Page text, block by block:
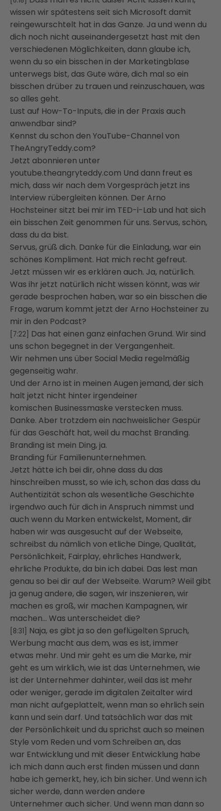
wissen wir spätestens seit sich Microsoft damit
reingewurschtelt hat in das Ganze. Ja und wenn du
dich noch nicht auseinandergesetzt hast mit den
verschiedenen Möglichkeiten, dann glaube ich,
wenn du so ein bisschen in der Marketingblase
unterwegs bist, das Gute wäre, dich mal so ein
bisschen drüber zu trauen und reinzuschauen, was
so alles geht.
Lust auf How-To-Inputs, die in der Praxis auch
anwendbar sind?
Kennst du schon den YouTube-Channel von
TheAngryTeddy.com?
Jetzt abonnieren unter
youtube.theangryteddy.com Und dann freut es
mich, dass wir nach dem Vorgespräch jetzt ins
Interview rübergleiten können. Der Arno
Hochsteiner sitzt bei mir im TED-i-Lab und hat sich
ein bisschen Zeit genommen für uns. Servus, schön,
dass du da bist.
Servus, grüß dich. Danke für die Einladung, war ein
schönes Kompliment. Hat mich recht gefreut.
Jetzt müssen wir es erklären auch. Ja, natürlich.
Was ihr jetzt natürlich nicht wissen könnt, was wir
gerade besprochen haben, war so ein bisschen die
Frage, warum kommt jetzt der Arno Hochsteiner zu
mir in den Podcast?
[7:22]
Das hat einen ganz einfachen Grund. Wir sind
uns schon begegnet in der Vergangenheit.
Wir nehmen uns über Social Media regelmäßig
gegenseitig wahr.
Und der Arno ist in meinen Augen jemand, der sich
halt jetzt nicht hinter irgendeiner
komischen Businessmaske verstecken muss.
Danke. Aber trotzdem ein nachweislicher Gespür
für das Geschäft hat, weil du machst Branding.
Branding ist mein Ding, ja.
Branding für Familienunternehmen.
Jetzt hätte ich bei dir, ohne dass du das
hinschreiben musst, so wie ich, schon das dass du
Authentizität schon als wesentliche Geschichte
irgendwo auch für dich in Anspruch nimmst und
auch wenn du Marken entwickelst, Moment, dir
haben wir was ausgesucht auf der Webseite,
schreibst du nämlich von etliche Dinge, Qualität,
Persönlichkeit, Fairplay, ehrliches Handwerk,
ehrliche Produkte, da bin ich dabei. Das lest man
genau so bei dir auf der Webseite. Warum? Weil gibt
ja genug andere, die sagen, wir inszenieren, wir
machen es groß,wir machen Kampagnen, wir
machen… Was unterscheidet die?
[8:31]
Naja, es gibt ja so den geflügelten Spruch,
Werbung macht aus dem, was es ist, immer
etwas mehr. Und mir geht es um die Marke, mir
geht es um wirklich, wie ist das Unternehmen, wie
ist der Unternehmer dahinter, weil das ist mehr
oder weniger, gerade im digitalen Zeitalter wird
man nicht aufgeplattelt, wenn man so ehrlich sein
kann und sein darf. Und tatsächlich war das mit
der Persönlichkeit und du sprichst auch so meinen
Style vom Reden und vom Schreiben an, das
war Entwicklung und mit dieser Entwicklung habe
ich mich dann auch erst finden müssen und dann
habe ich gemerkt, hey, ich bin sicher. Und wenn ich
sicher werde, dann werden andere
Unternehmer auch sicher. Und wenn man dann so